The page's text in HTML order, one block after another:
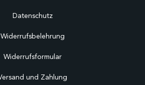
Datenschutz
Widerrufsbelehrung
Widerrufsformular
und Zahlung